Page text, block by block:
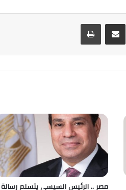
مصر .. الرئيس السيسي يتسلم رسالة